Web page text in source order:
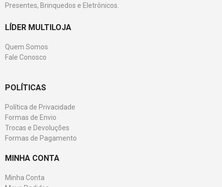
Presentes, Brinquedos e Eletrônicos.
LÍDER MULTILOJA
Quem Somos
Fale Conosco
POLÍTICAS
Política de Privacidade
Formas de Envio
Trocas e Devoluções
Formas de Pagamento
MINHA CONTA
Minha Conta